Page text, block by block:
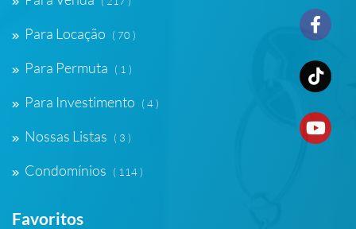
Para Locação ( 70 )
Para Permuta ( 1 )
Para Investimento ( 4 )
Nossas Listas ( 3 )
Condomínios ( 114 )
Favoritos